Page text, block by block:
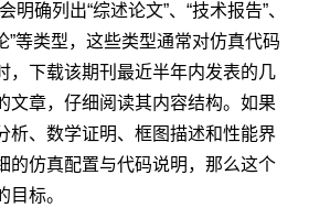
明确列出“综述论文”、“技术报告”、
”等类型，这些类型通常对仿真代码
，下载该期刊最近半年内发表的几
文章，仔细阅读其内容结构。如果
析、数学证明、框图描述和性能界
的仿真配置与代码说明，那么这个
标。